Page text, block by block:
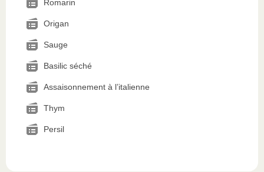
Romarin
Origan
Sauge
Basilic séché
Assaisonnement à l’italienne
Thym
Persil